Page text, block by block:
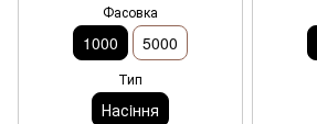
Фасовка
1000 5000
Тип
Насiння